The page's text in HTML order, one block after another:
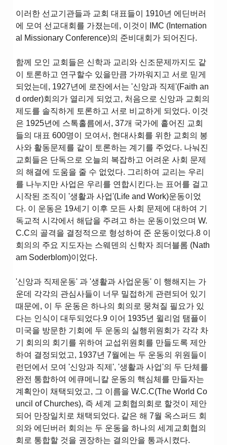
이러한 선교기관들과 교회 대표들이 1910년 에딘버러
에 모여 선교대회를 가졌는데, 이것이 IMC (Internation
al Missionary Conference)의 준비대회가 되어진다.
함께 모인 교회들은 신학과 교리와 신조문제까지도 같
이 토론하고 연구할수 있을만큼 가까워지고 서로 믿게
되었는데, 1927년에 로잔에서는 '신앙과 직제'(Faith an
d order)회의가 열리게 되었고, 처음으로 신앙과 교회의
제도를 솔직하게 토론하고 서로 비교하게 되었다. 이것
은 1925년에 스톡홀름에서, 37개 국가에 흩어진 교회
들의 대표 600명이 모여서, 현대사회를 위한 교회의 봉
사와 활동문제를 같이 토론하는 계기를 주었다. 나눠진
교회들은 단독으로 오늘의 복잡하고 어려운 사회 문제
의 해결에 도움을 줄 수 없었다. 그리하여 교리는 우리
를 나누지만 사업은 우리를 연합시킨다.는 표어를 걸고
시작된 조직이 '생활과 사업'(Life and Work)운동이었
다. 이 운동은 19세기 이후 모든 사회 문제에 대하여 기
독교적 시각에서 해답을 주려고 하는 운동이었으며 W.
C.C의 골격을 결정적으로 형성하여 준 운동이었다.8 이
회의의 주요 지도자는 스웨덴의 신학자 죄더블롬 (Nath
am Soderblom)이었다.
'신앙과 직제운동' 과 '생활과 사업운동' 이 행해지는 가
운데 각각의 관심사들이 너무 밀접하게 관련되어 있기
때문에, 이 두 운동은 하나의 회의로 뭉쳐질 필요가 있
다는 인식이 대두되었다.9 이어 1935년 윌리엄 탬플이
미국을 방문한 기회에 두 운동의 실행위원회가 각각 차
기 회의의 회기를 위하여 교섭위원회를 만들도록 제안
하여 결정되었고, 1937년 7월에는 두 운동의 위원들이
런던에서 모여 '신앙과 직제', '생활과 사업'의 두 단체를
완전 통합하여 에큐메니칼 운동의 핵심체를 만들자는
계획안이 채택되었고, 그 이름을 W.C.C(The World Co
uncil of Churches), 즉 세계 교회협의회로 할것이 제안
되어 만장일치로 채택되었다. 같은 해 7월 옥스퍼드 회
의와 에딘버러 회의는 두 운동을 하나의 세계교회협의
회로 통합할 것을 권장하는 결의안을 통과시켰다.